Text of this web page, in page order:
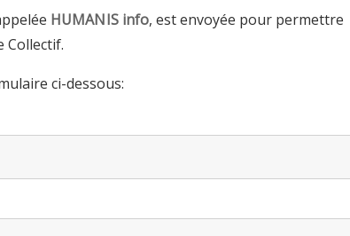
HUMANIS info, est envoyée pour permettre
Collectif.
ci-dessous: